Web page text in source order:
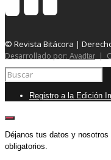
© Revista Bitácora |
Desarrollado por: Avadtar |
Registro a la Edición
Déjanos tus datos y
obligatorios.